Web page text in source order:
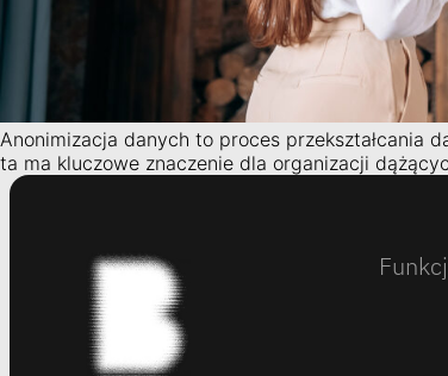
Anonimizacja danych to proces przekształcania
ta ma kluczowe znaczenie dla organizacji